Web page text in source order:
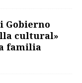
Gobierno
cultural»
familia